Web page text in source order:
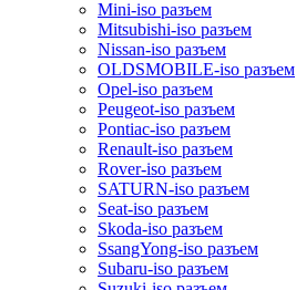
Mini-iso разъем
Mitsubishi-iso разъем
Nissan-iso разъем
OLDSMOBILE-iso разъем
Opel-iso разъем
Peugeot-iso разъем
Pontiac-iso разъем
Renault-iso разъем
Rover-iso разъем
SATURN-iso разъем
Seat-iso разъем
Skoda-iso разъем
SsangYong-iso разъем
Subaru-iso разъем